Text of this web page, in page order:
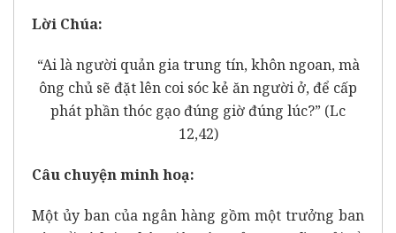
Lời Chúa:
“Ai là người quản gia trung tín, khôn ngoan, mà
ông chủ sẽ đặt lên coi sóc kẻ ăn người ở, để cấp
phát phần thóc gạo đúng giờ đúng lúc?” (Lc
12,42)
Câu chuyện minh hoạ:
Một ủy ban của ngân hàng gồm một trưởng ban